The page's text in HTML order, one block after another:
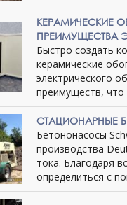
КЕРАМИЧЕСКИЕ
ПРЕИМУЩЕСТВА
Быстро создать
керамические
электрического
преимуществ, что
СТАЦИОНАРНЫЕ
Бетононасосы
производства
тока. Благодаря
определиться с